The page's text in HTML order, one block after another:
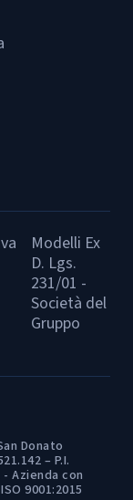
Modelli Ex
D. Lgs.
231/01 -
Società del
Gruppo
Donato
– P.I.
- Azienda con
9001:2015